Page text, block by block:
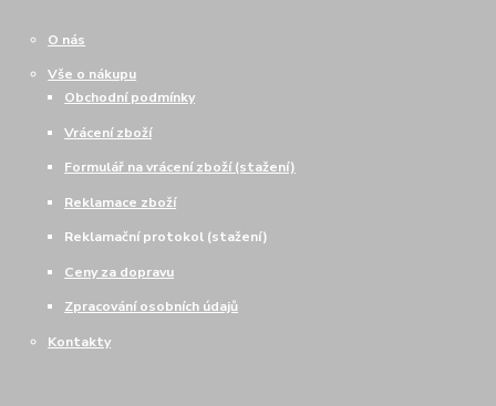
O nás
Vše o nákupu
Obchodní podmínky
Vrácení zboží
Formulář na vrácení zboží (stažení)
Reklamace zboží
Reklamační protokol (stažení)
Ceny za dopravu
Zpracování osobních údajů
Kontakty